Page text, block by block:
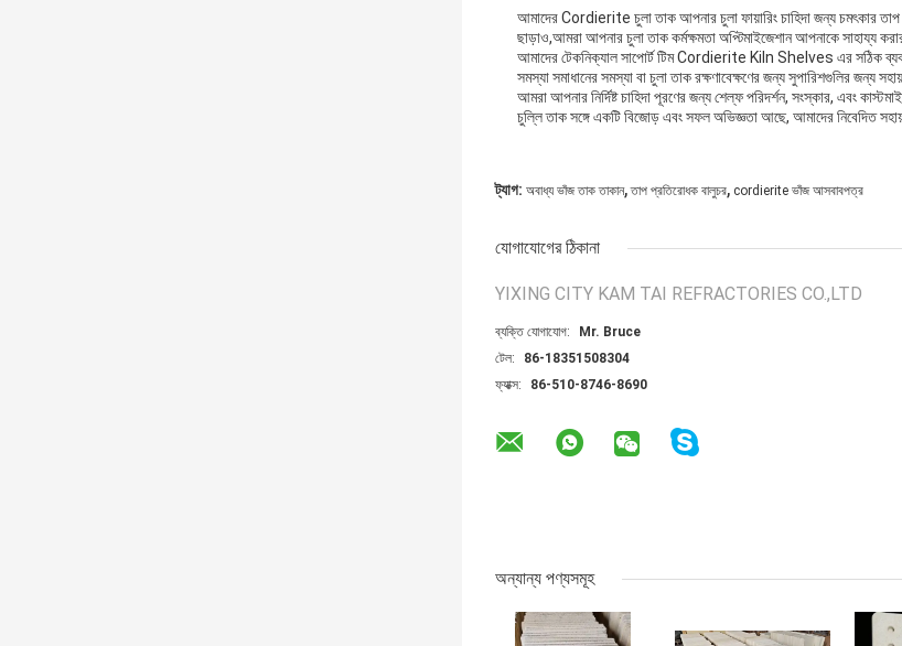
আমাদের Cordierite চুলা তাক আপনার চুলা ফায়ারিং চাহিদা জন্য চমৎকার
ছাড়াও,আমরা আপনার চুলা তাক কর্মক্ষমতা অপ্টিমাইজেশান আপনাকে সাহায্য
আমাদের টেকনিক্যাল সাপোর্ট টিম Cordierite Kiln Shelves এর সঠিক
সমস্যা সমাধানের সমস্যা বা চুলা তাক রক্ষণাবেক্ষণের জন্য সুপারিশগুলির জন্য
আমরা আপনার নির্দিষ্ট চাহিদা পূরণের জন্য শেল্ফ পরিদর্শন, সংস্কার, এবং
চুল্লি তাক সঙ্গে একটি বিজোড় এবং সফল অভিজ্ঞতা আছে, আমাদের নিবেদিত
ট্যাগ: অবাধ্য ভাঁজ তাক তাকান, তাপ প্রতিরোধক বালুচর, cordierite ভাঁজ আসবাবপত্র
যোগাযোগের ঠিকানা
YIXING CITY KAM TAI REFRACTORIES CO.,LTD
ব্যক্তি যোগাযোগ:
Mr. Bruce
টেল:
86-18351508304
ফ্যাক্স:
86-510-8746-8690
অন্যান্য পণ্যসমূহ